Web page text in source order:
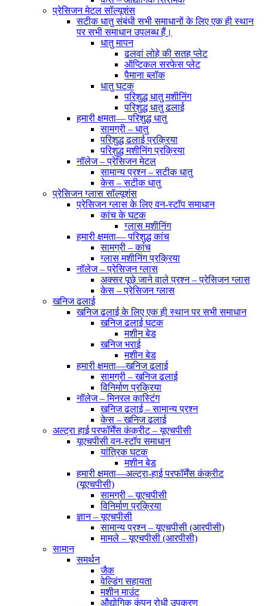
प्रेसिजन मेटल सॉल्यूशंस
सटीक धातु संबंधी सभी समाधानों के लिए एक ही स्थान
पर सभी समाधान उपलब्ध हैं।
धातु मापन
ढलवां लोहे की सतह प्लेट
ऑप्टिकल सरफेस प्लेट
पैमाना ब्लॉक
धातु घटक
परिशुद्ध धातु मशीनिंग
परिशुद्ध धातु ढलाई
हमारी क्षमता— परिशुद्ध धातु
सामग्री – धातु
परिशुद्ध ढलाई प्रक्रिया
परिशुद्ध मशीनिंग प्रक्रिया
नॉलेज – प्रेसिजन मेटल
सामान्य प्रश्न – सटीक धातु
केस – सटीक धातु
प्रेसिजन ग्लास सॉल्यूशंस
प्रेसिजन ग्लास के लिए वन-स्टॉप समाधान
कांच के घटक
ग्लास मशीनिंग
हमारी क्षमता— परिशुद्ध कांच
सामग्री – कांच
ग्लास मशीनिंग प्रक्रिया
नॉलेज – प्रेसिजन ग्लास
अक्सर पूछे जाने वाले प्रश्न – प्रेसिजन ग्लास
केस – प्रेसिजन ग्लास
खनिज ढलाई
खनिज ढलाई के लिए एक ही स्थान पर सभी समाधान
खनिज ढलाई घटक
मशीन बेड
खनिज भराई
मशीन बेड
हमारी क्षमता—खनिज ढलाई
सामग्री – खनिज ढलाई
विनिर्माण प्रक्रिया
नॉलेज – मिनरल कास्टिंग
खनिज ढलाई – सामान्य प्रश्न
केस – खनिज ढलाई
अल्ट्रा हाई परफॉर्मेंस कंक्रीट – यूएचपीसी
यूएचपीसी वन-स्टॉप समाधान
यांत्रिक घटक
मशीन बेड
हमारी क्षमता—अल्ट्रा-हाई परफॉर्मेंस कंक्रीट
(यूएचपीसी)
सामग्री – यूएचपीसी
विनिर्माण प्रक्रिया
ज्ञान – यूएचपीसी
सामान्य प्रश्न – यूएचपीसी (आरपीसी)
मामले – यूएचपीसी (आरपीसी)
सामान
समर्थन
जैक
वेल्डिंग सहायता
मशीन माउंट
औद्योगिक कंपन रोधी उपकरण